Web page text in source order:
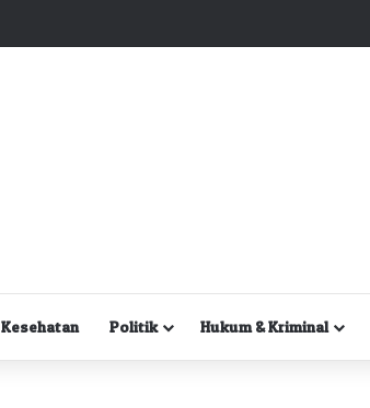
Kesehatan Politik Hukum & Kriminal